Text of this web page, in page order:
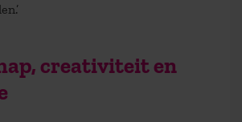
creativiteit en